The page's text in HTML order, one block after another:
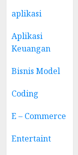
aplikasi
Aplikasi
Keuangan
Bisnis Model
Coding
E – Commerce
Entertaint